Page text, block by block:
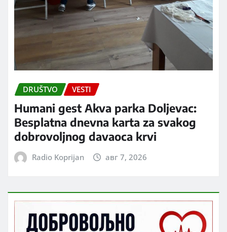
DRUŠTVO VESTI
Humani gest Akva parka Doljevac:
Besplatna dnevna karta za svakog
dobrovoljnog davaoca krvi
Radio Koprijan авг 7, 2026